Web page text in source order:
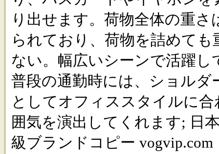
り出せます。荷物全体の重さ
られており、荷物を詰めても
ない。幅広いシーンで活躍
普段の通勤時には、ショルダ
としてオフィススタイルに
囲気を演出してくれます; 日
級ブランドコピー